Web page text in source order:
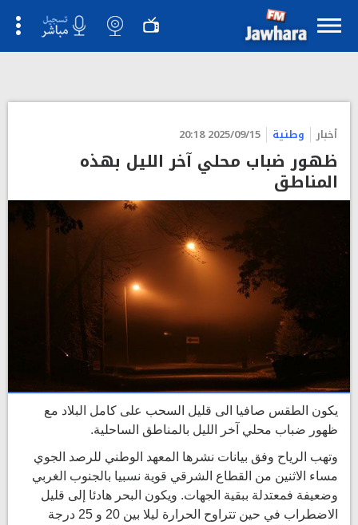
أخبار وطنية 2025/09/15 20:18
ظهور ضباب محلي آخر الليل بهذه
المناطق
يكون الطقس صافيا الى قليل السحب على كامل البلاد مع
ظهور ضباب محلي آخر الليل بالمناطق الساحلية.
وتهب الرياح وفق بيانات نشرها المعهد الوطني للرصد الجوي
مساء الاثنين من القطاع الشرقي قوية نسبيا بالجنوب الغربي
وضعيفة فمعتدلة ببقية الجهات. ويكون البحر هادئا إلى قليل
الاضطراب في حين تتراوح الحرارة ليلا بين 20 و 25 درجة